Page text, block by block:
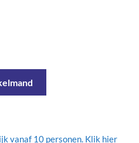
vanaf 10 personen. Klik hier